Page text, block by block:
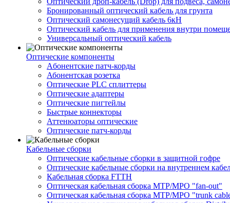
Бронированный оптический кабель для грунта
Оптический самонесущий кабель 6кН
Оптический кабель для применения внутри
Универсальный оптический кабель
Оптические компоненты
Aбонентские патч-корды
Абонентская розетка
Оптические PLC сплиттеры
Оптические адаптеры
Оптические пигтейлы
Быстрые коннекторы
Аттенюаторы оптические
Оптические патч-корды
Кабельные сборки
Оптические кабельные сборки в защитной гофре
Оптические кабельные сборки на внутреннем
Кабельная сборка FTTH
Оптическая кабельная сборка MTP/MPO "fan-out"
Оптическая кабельная сборка MTP/MPO "trunk